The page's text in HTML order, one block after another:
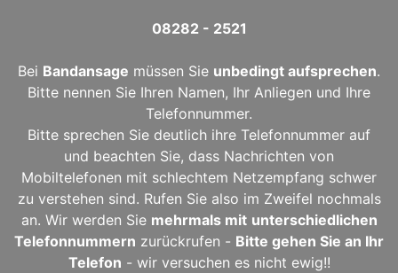
08282 - 2521
Bei Bandansage müssen Sie unbedingt aufsprechen.
Bitte nennen Sie Ihren Namen, Ihr Anliegen und Ihre
Telefonnummer.
Bitte sprechen Sie deutlich ihre Telefonnummer auf
und beachten Sie, dass Nachrichten von
Mobiltelefonen mit schlechtem Netzempfang schwer
zu verstehen sind. Rufen Sie also im Zweifel nochmals
an. Wir werden Sie mehrmals mit unterschiedlichen
Telefonnummern zurückrufen - Bitte gehen Sie an Ihr
Telefon - wir versuchen es nicht ewig!!